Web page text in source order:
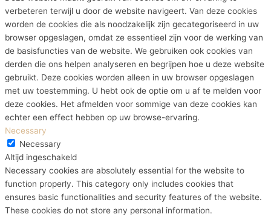
verbeteren terwijl u door de website navigeert. Van deze cookies
worden de cookies die als noodzakelijk zijn gecategoriseerd in uw
browser opgeslagen, omdat ze essentieel zijn voor de werking van
de basisfuncties van de website. We gebruiken ook cookies van
derden die ons helpen analyseren en begrijpen hoe u deze website
gebruikt. Deze cookies worden alleen in uw browser opgeslagen
met uw toestemming. U hebt ook de optie om u af te melden voor
deze cookies. Het afmelden voor sommige van deze cookies kan
echter een effect hebben op uw browse-ervaring.
Necessary
Necessary
Altijd ingeschakeld
Necessary cookies are absolutely essential for the website to
function properly. This category only includes cookies that
ensures basic functionalities and security features of the website.
These cookies do not store any personal information.